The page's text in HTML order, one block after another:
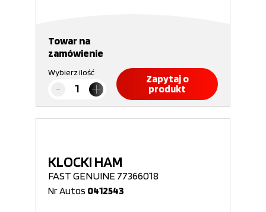
Towar na
zamówienie
Wybierz ilość
Zapytaj o
produkt
KLOCKI HAM
FAST GENUINE 77366018
Nr Autos 0412543